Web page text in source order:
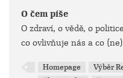
O čem píše
O zdraví, o vědě, o
co ovlivňuje nás a co
Homepage Výběr